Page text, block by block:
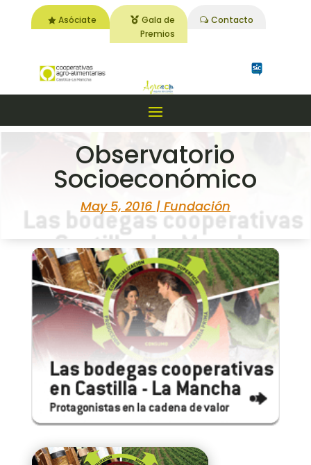
Asóciate
Gala de
Premios
Contacto
Observatorio
Socioeconómico
May 5, 2016 | Fundación